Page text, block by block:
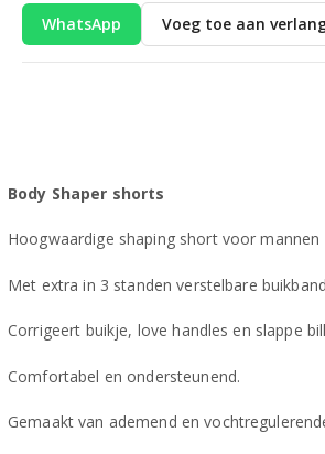
WhatsApp Voeg toe aan
Body Shaper shorts
Hoogwaardige shaping short voor mannen
Met extra in 3 standen verstelbare buikband
Corrigeert buikje, love handles en slappe
Comfortabel en ondersteunend.
Gemaakt van ademend en